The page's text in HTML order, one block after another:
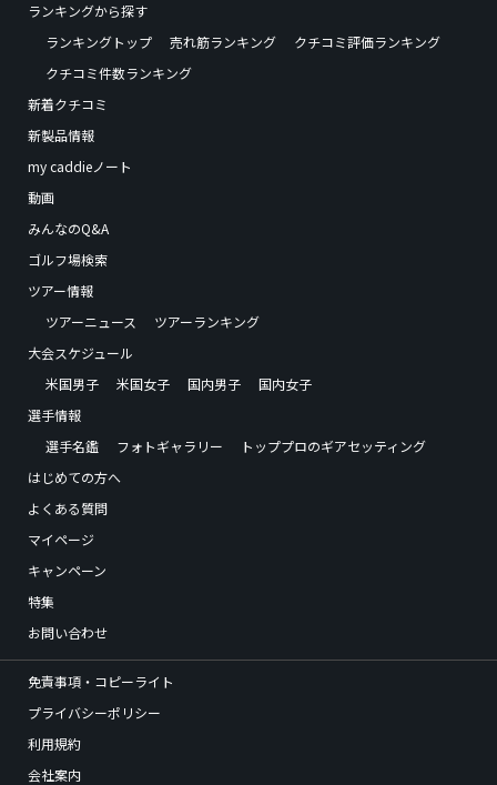
ランキングから探す
ランキングトップ
売れ筋ランキング
クチコミ評価ランキング
クチコミ件数ランキング
新着クチコミ
新製品情報
my caddieノート
動画
みんなのQ&A
ゴルフ場検索
ツアー情報
ツアーニュース
ツアーランキング
大会スケジュール
米国男子
米国女子 国内男子
国内女子
選手情報
選手名鑑
フォトギャラリー
トッププロのギアセッティング
はじめての方へ
よくある質問
マイページ
キャンペーン
特集
お問い合わせ
免責事項・コピーライト
プライバシーポリシー
利用規約
会社案内